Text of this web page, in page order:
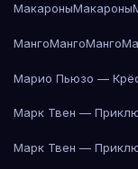
МакароныМакароны
МангоМангоМанго
Марио Пьюзо —
Марк Твен —
Марк Твен —